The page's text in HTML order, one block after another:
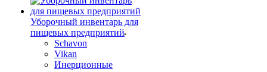
Уборочный инвентарь для
пищевых предприятий
Schavon
Vikan
Инерционные